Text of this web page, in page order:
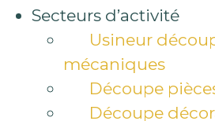
Secteurs d’activité
Usineur
mécaniques
Découpe
Découpe